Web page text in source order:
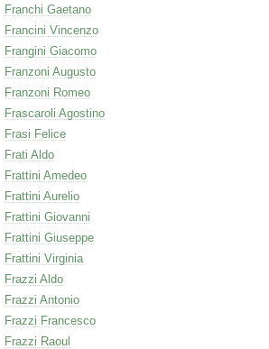
Franchi Gaetano
Francini Vincenzo
Frangini Giacomo
Franzoni Augusto
Franzoni Romeo
Frascaroli Agostino
Frasi Felice
Frati Aldo
Frattini Amedeo
Frattini Aurelio
Frattini Giovanni
Frattini Giuseppe
Frattini Virginia
Frazzi Aldo
Frazzi Antonio
Frazzi Francesco
Frazzi Raoul